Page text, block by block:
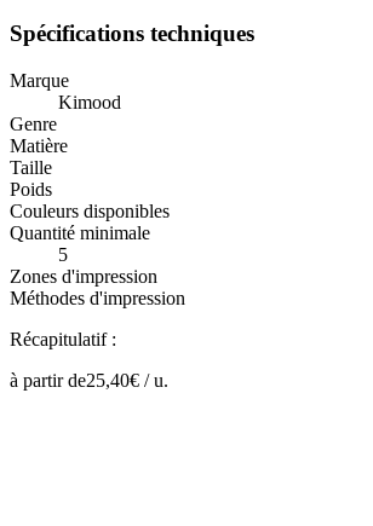
Spécifications techniques
Marque
Kimood
Genre
Matière
Taille
Poids
Couleurs disponibles
Quantité minimale
5
Zones d'impression
Méthodes d'impression
Récapitulatif :
à partir de25,40€ /u.